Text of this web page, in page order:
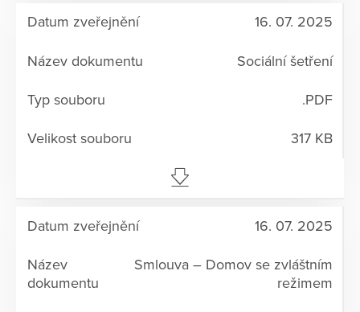
16. 07. 2025
Sociální šetření
.PDF
317 KB
16. 07. 2025
Smlouva – Domov se zvláštním
režimem